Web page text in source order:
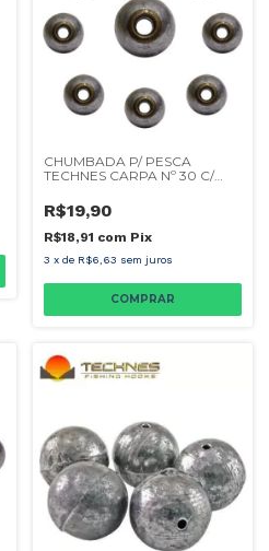
CHUMBADA P/ PESCA
TECHNES CARPA Nº 30 C/
R$19,90
R$18,91 com Pix
3 x de R$6,63 sem juros